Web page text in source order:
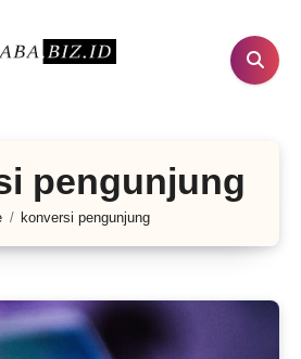
pengunjung
konversi pengunjung